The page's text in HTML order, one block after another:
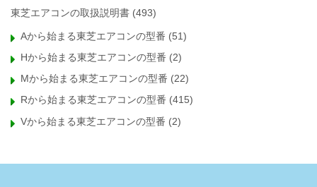
東芝エアコンの取扱説明書 (493)
Aから始まる東芝エアコンの型番 (51)
Hから始まる東芝エアコンの型番 (2)
Mから始まる東芝エアコンの型番 (22)
Rから始まる東芝エアコンの型番 (415)
Vから始まる東芝エアコンの型番 (2)